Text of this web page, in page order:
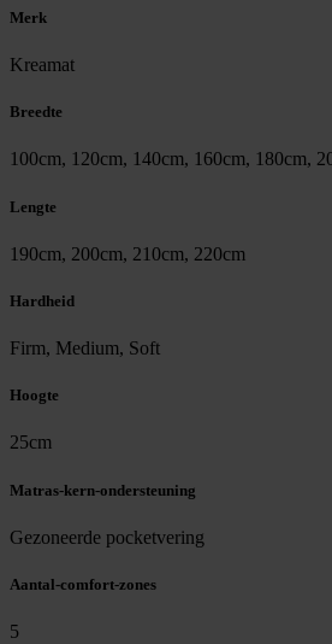
Merk
Kreamat
Breedte
100cm, 120cm, 140cm, 160cm, 180cm,
Lengte
190cm, 200cm, 210cm, 220cm
Hardheid
Firm, Medium, Soft
Hoogte
25cm
Matras-kern-ondersteuning
Gezoneerde pocketvering
Aantal-comfort-zones
5